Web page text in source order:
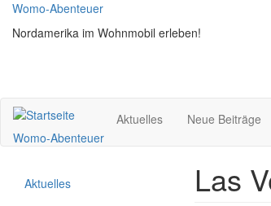
Direkt
zum
Inhalt
Womo-Abenteuer
Nordamerika im Wohnmobil erleben!
Womo-Abenteuer
Aktuelles Neue Beiträge
Aktuelles Las